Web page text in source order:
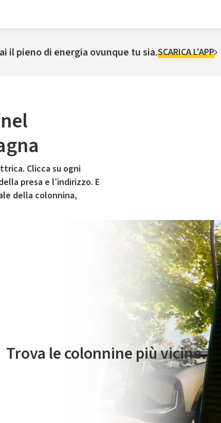
il pieno di energia ovunque tu sia.SCARICA L'APP
Clicca su ogni
presa e l’indirizzo. E
della colonnina,
di mobilità elettrica è gestito da Plenitude On The Road
Trova le colonnine più vicine.